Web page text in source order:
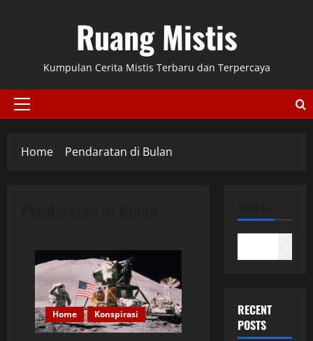
Ruang Mistis
Kumpulan Cerita Mistis Terbaru dan Terpercaya
Primary
Home Pendaratan di Bulan
Home Konspirasi
RECENT
POSTS